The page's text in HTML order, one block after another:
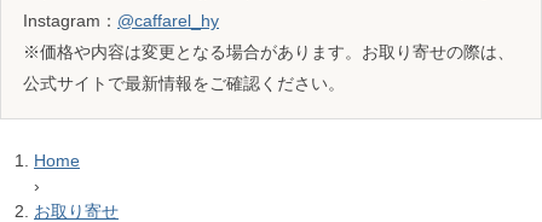
Instagram： @caffarel_hy
※価格や内容は変更となる場合があります。お取り寄せの際は、
公式サイトで最新情報をご確認ください。
Home
›
お取り寄せ